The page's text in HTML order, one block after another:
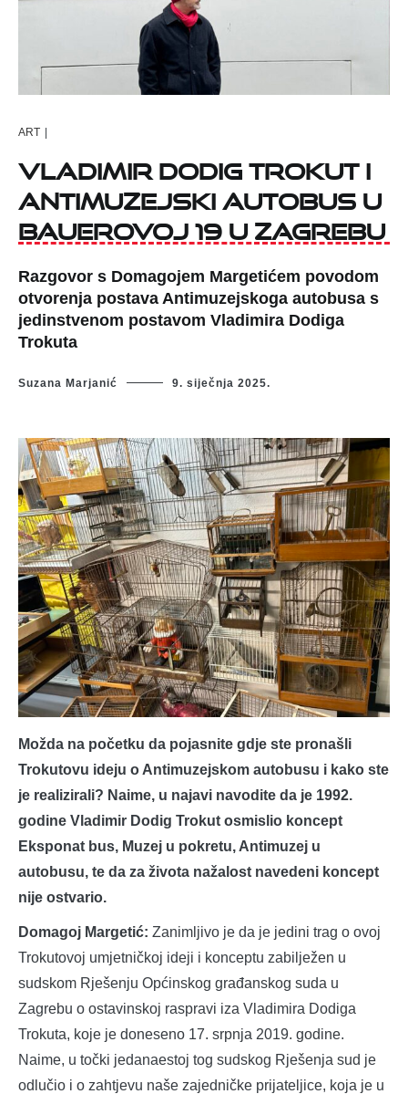
ART |
Vladimir Dodig Trokut i
Antimuzejski autobus u
Bauerovoj 19 u Zagrebu
Razgovor s Domagojem Margetićem povodom
otvorenja postava Antimuzejskoga autobusa s
jedinstvenom postavom Vladimira Dodiga
Trokuta
Suzana Marjanić 9. siječnja 2025.
Možda na početku da pojasnite gdje ste pronašli
Trokutovu ideju o Antimuzejskom autobusu i kako ste
je realizirali? Naime, u najavi navodite da je 1992.
godine Vladimir Dodig Trokut osmislio koncept
Eksponat bus, Muzej u pokretu, Antimuzej u
autobusu, te da za života nažalost navedeni koncept
nije ostvario.
Domagoj Margetić: Zanimljivo je da je jedini trag o ovoj
Trokutovoj umjetničkoj ideji i konceptu zabilježen u
sudskom Rješenju Općinskog građanskog suda u
Zagrebu o ostavinskoj raspravi iza Vladimira Dodiga
Trokuta, koje je doneseno 17. srpnja 2019. godine.
Naime, u točki jedanaestoj tog sudskog Rješenja sud je
odlučio i o zahtjevu naše zajedničke prijateljice, koja je u